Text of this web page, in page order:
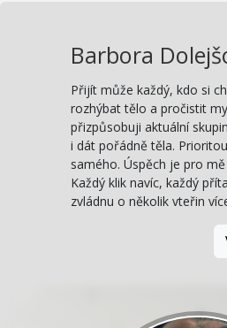
Barbora
Přijít může každý, kdo si
rozhýbat tělo a pročistit
přizpůsobuji aktuální
i dát pořádně těla.
samého. Úspěch je pro
Každý klik navíc, každý
zvládnu o několik vteřin